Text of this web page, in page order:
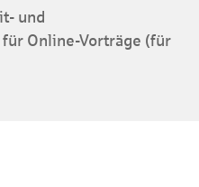
und
Online-Vorträge (für